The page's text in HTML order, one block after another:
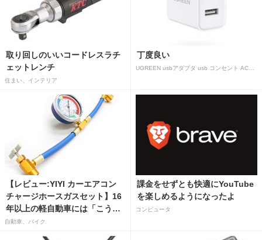
取り回しのいいコードレスラチ
ェットレンチ
住まい、インテリア
丁度良い
UGREEN usbアダプタ usb コンセント AC式充電器 3.1A PSE認証済み 折りたたみ式プラグ 2ポート
【レビュー:YIYI カーエアコン
チャージホースガスセット】16
年以上の軽自動車には「こうか
はばつぐんだ」が…
自動車、バイク
課金をせずとも快適にYouTube
を楽しめるようになったよ
コンピュータ